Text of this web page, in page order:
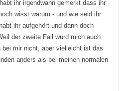
ihr irgendwann gemerkt dass ihr
wisst warum - und wie seid ihr
ihr aufgehört und dann doch
der zweite Fall würd mich auch
mir nicht, aber vielleicht ist das
anders als bei meinen normalen